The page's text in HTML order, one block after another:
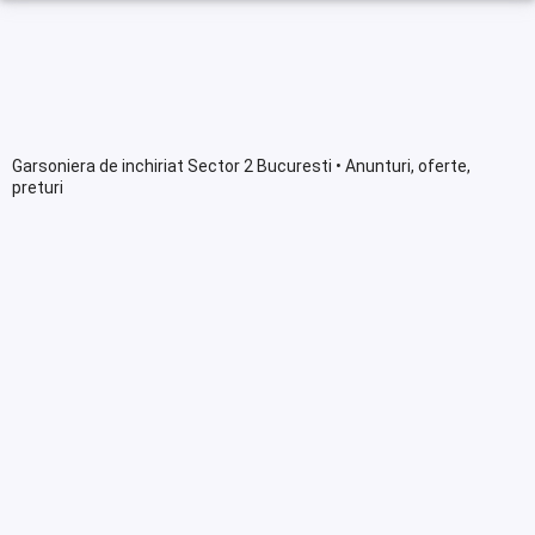
Garsoniera de inchiriat Sector 2 Bucuresti • Anunturi, oferte,
preturi